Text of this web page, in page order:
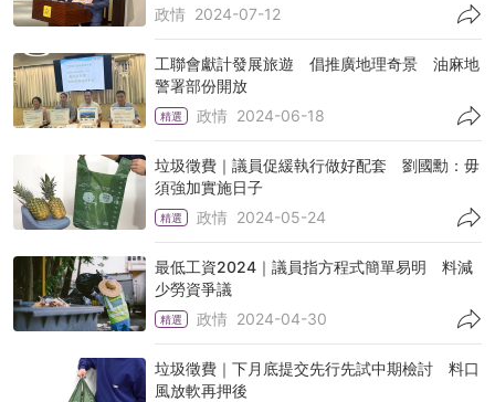
政情 2024-07-12
工聯會獻計發展旅遊 倡推廣地理奇景 油麻地
警署部份開放
精選 政情 2024-06-18
垃圾徵費｜議員促緩執行做好配套 劉國勳：毋
須強加實施日子
精選 政情 2024-05-24
最低工資2024｜議員指方程式簡單易明 料減
少勞資爭議
精選 政情 2024-04-30
垃圾徵費｜下月底提交先行先試中期檢討 料口
風放軟再押後